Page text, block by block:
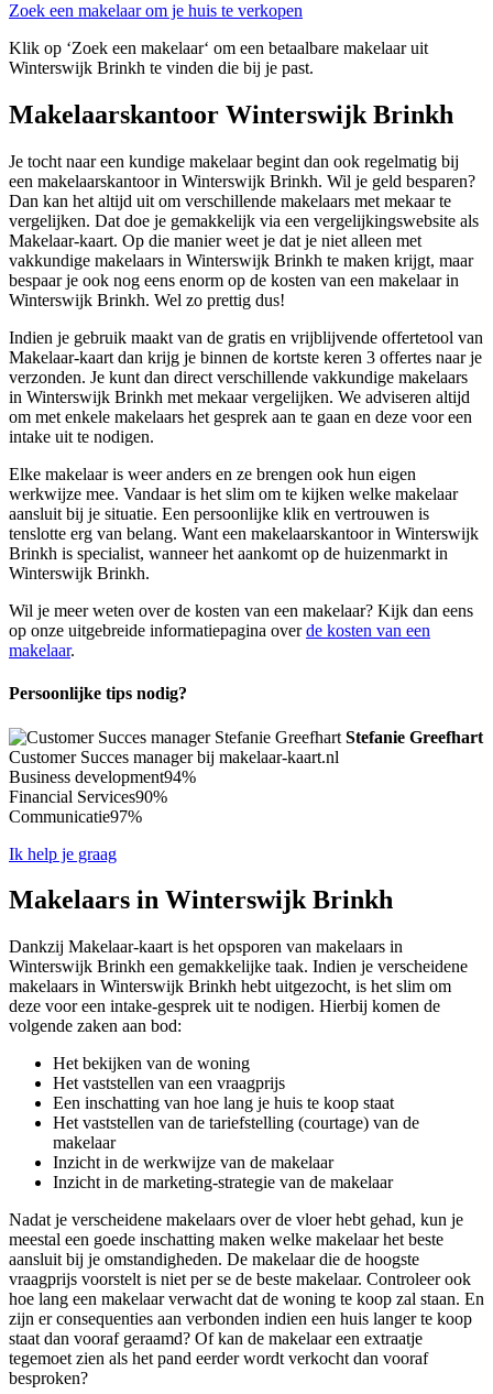
Zoek een makelaar om je huis te verkopen
Klik op ‘Zoek een makelaar‘ om een betaalbare makelaar uit
Winterswijk Brinkh te vinden die bij je past.
Makelaarskantoor Winterswijk Brinkh
Je tocht naar een kundige makelaar begint dan ook regelmatig bij
een makelaarskantoor in Winterswijk Brinkh. Wil je geld besparen?
Dan kan het altijd uit om verschillende makelaars met mekaar te
vergelijken. Dat doe je gemakkelijk via een vergelijkingswebsite als
Makelaar-kaart. Op die manier weet je dat je niet alleen met
vakkundige makelaars in Winterswijk Brinkh te maken krijgt, maar
bespaar je ook nog eens enorm op de kosten van een makelaar in
Winterswijk Brinkh. Wel zo prettig dus!
Indien je gebruik maakt van de gratis en vrijblijvende offertetool van
Makelaar-kaart dan krijg je binnen de kortste keren 3 offertes naar je
verzonden. Je kunt dan direct verschillende vakkundige makelaars
in Winterswijk Brinkh met mekaar vergelijken. We adviseren altijd
om met enkele makelaars het gesprek aan te gaan en deze voor een
intake uit te nodigen.
Elke makelaar is weer anders en ze brengen ook hun eigen
werkwijze mee. Vandaar is het slim om te kijken welke makelaar
aansluit bij je situatie. Een persoonlijke klik en vertrouwen is
tenslotte erg van belang. Want een makelaarskantoor in Winterswijk
Brinkh is specialist, wanneer het aankomt op de huizenmarkt in
Winterswijk Brinkh.
Wil je meer weten over de kosten van een makelaar? Kijk dan eens
op onze uitgebreide informatiepagina overde kosten van een
makelaar.
Persoonlijke tips nodig?
Stefanie Greefhart
Customer Succes manager bij makelaar-kaart.nl
Business development94%
Financial Services90%
Communicatie97%
Ik help je graag
Makelaars in Winterswijk Brinkh
Dankzij Makelaar-kaart is het opsporen van makelaars in
Winterswijk Brinkh een gemakkelijke taak. Indien je verscheidene
makelaars in Winterswijk Brinkh hebt uitgezocht, is het slim om
deze voor een intake-gesprek uit te nodigen. Hierbij komen de
volgende zaken aan bod:
Het bekijken van de woning
Het vaststellen van een vraagprijs
Een inschatting van hoe lang je huis te koop staat
Het vaststellen van de tariefstelling (courtage) van de
makelaar
Inzicht in de werkwijze van de makelaar
Inzicht in de marketing-strategie van de makelaar
Nadat je verscheidene makelaars over de vloer hebt gehad, kun je
meestal een goede inschatting maken welke makelaar het beste
aansluit bij je omstandigheden. De makelaar die de hoogste
vraagprijs voorstelt is niet per se de beste makelaar. Controleer ook
hoe lang een makelaar verwacht dat de woning te koop zal staan. En
zijn er consequenties aan verbonden indien een huis langer te koop
staat dan vooraf geraamd? Of kan de makelaar een extraatje
tegemoet zien als het pand eerder wordt verkocht dan vooraf
besproken?